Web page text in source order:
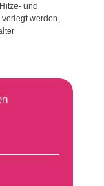
und
werden,